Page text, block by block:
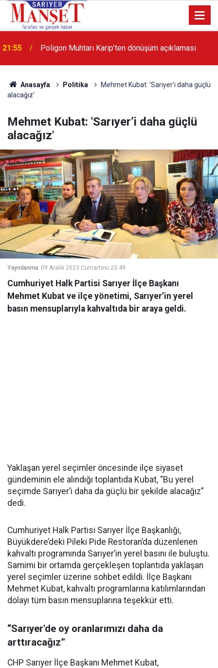
13:36 'Poligon'da İstanbul'a örnek proje gerçekleştirilecek'
Anasayfa Politika
Mehmet Kubat: 'Sarıyer’i daha güçlü
alacağız'
Mehmet Kubat: 'Sarıyer’i daha güçlü
alacağız'
Yayınlanma: 09 Aralık 2023 Cumartesi 23:49
Cumhuriyet Halk Partisi Sarıyer İlçe Başkanı
Mehmet Kubat ve ilçe yönetimi, Sarıyer’in yerel
basın mensuplarıyla kahvaltıda bir araya geldi.
Yaklaşan yerel seçimler öncesinde ilçe siyaset
gündeminin ele alındığı toplantıda Kubat, “Bu yerel
seçimde Sarıyer’i daha da güçlü bir şekilde alacağız”
dedi.
Cumhuriyet Halk Partisi Sarıyer İlçe Başkanlığı,
Büyükdere’deki Pileki Pide Restoran’da düzenlenen
kahvaltı programında Sarıyer’in yerel basını ile buluştu.
Samimi bir ortamda gerçekleşen toplantıda yaklaşan
yerel seçimler üzerine sohbet edildi. İlçe Başkanı
Mehmet Kubat, kahvaltı programlarına katılımlarından
dolayı tüm basın mensuplarına teşekkür etti.
“Sarıyer’de oy oranlarımızı daha da
arttıracağız”
CHP Sarıyer İlçe Başkanı Mehmet Kubat,